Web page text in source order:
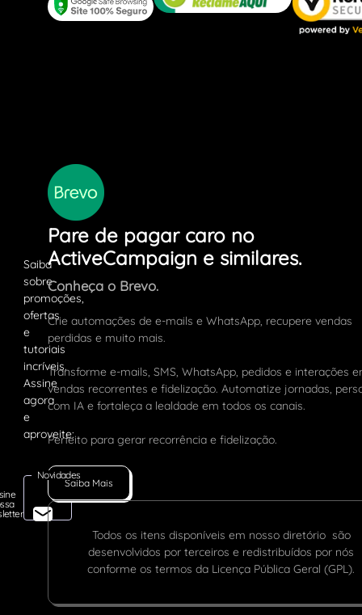
Novidades
Pare de pagar caro no
ActiveCampaign e similares.
Conheça o Brevo.
Crie automações de e-mails e WhatsApp, recupere vendas
perdidas e muito mais.
Transforme e-mails, SMS, WhatsApp, pedidos e interações
vendas recorrentes e fidelização. Automatize jornadas,
com IA e fortaleça a lealdade em todos os canais.
Perfeito para gerar recorrência e fidelização.
Saiba Mais
Todos os itens disponíveis em nosso diretório são
desenvolvidos por terceiros e redistribuídos por nós
conforme os termos da Licença Pública Geral (GPL).